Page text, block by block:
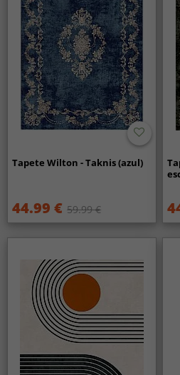
Tapete Wilton - Taknis (azul)
44.99 € 59.99 €